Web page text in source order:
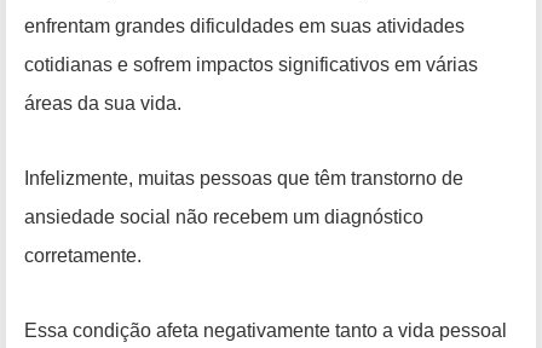
enfrentam grandes dificuldades em suas atividades
cotidianas e sofrem impactos significativos em várias
áreas da sua vida.
Infelizmente, muitas pessoas que têm transtorno de
ansiedade social não recebem um diagnóstico
corretamente.
Essa condição afeta negativamente tanto a vida pessoal